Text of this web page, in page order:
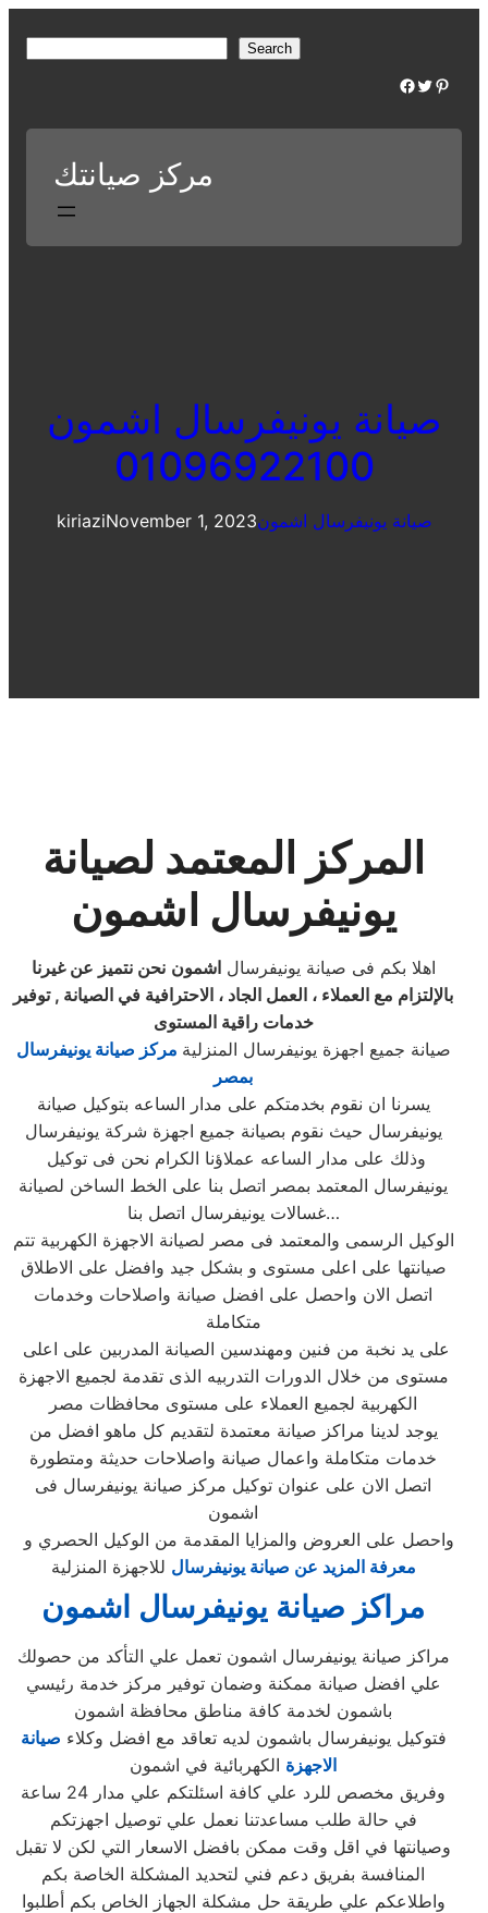
r
Search
Facebook Twitter Pinterest
مركز صيانتك
صيانة يونيفرسال اشمون
01096922100
kiriaziNovember 1, 2023صيانة يونيفرسال اشمون
المركز المعتمد لصيانة
يونيفرسال اشمون
اهلا بكم فى صيانة يونيفرسالاشمون نحن نتميز عن غيرنا
بالإلتزام مع العملاء ، العمل الجاد ، الاحترافية في الصيانة , توفير
خدمات راقية المستوى
صيانة جميع اجهزة يونيفرسال المنزلية مركز صيانة يونيفرسال
بمصر
يسرنا ان نقوم بخدمتكم على مدار الساعه بتوكيل صيانة
يونيفرسال حيث نقوم بصيانة جميع اجهزة شركة يونيفرسال
يونيفرسال المعتمد بمصر اتصل بنا على الخط الساخن لصيانة
غسالات يونيفرسال اتصل بنا…
الوكيل الرسمى والمعتمد فى مصر لصيانة الاجهزة الكهربية تتم
صيانتها على اعلى مستوى و بشكل جيد وافضل على الاطلاق
اتصل الان واحصل على افضل صيانة واصلاحات وخدمات
متكاملة
مستوى من خلال الدورات التدربيه الذى تقدمة لجميع الاجهزة
الكهربية لجميع العملاء على مستوى محافظات مصر
يوجد لدينا مراكز صيانة معتمدة لتقديم كل ماهو افضل من
خدمات متكاملة واعمال صيانة واصلاحات حديثة ومتطورة
اتصل الان على عنوان توكيل مركز صيانة يونيفرسال فى
اشمون
واحصل على العروض والمزايا المقدمة من الوكيل الحصري و
معرفة المزيد عن صيانة يونيفرسال للاجهزة المنزلية
مراكز صيانة يونيفرسال اشمون
مراكز صيانة يونيفرسال اشمون تعمل علي التأكد من حصولك
علي افضل صيانة ممكنة وضمان توفير مركز خدمة رئيسي
باشمون لخدمة كافة مناطق محافظة اشمون
فتوكيل يونيفرسال باشمون لديه تعاقد مع افضل وكلاء صيانة
الاجهزة الكهربائية في اشمون
وفريق مخصص للرد علي كافة اسئلتكم علي مدار 24 ساعة
في حالة طلب مساعدتنا نعمل علي توصيل اجهزتكم
وصيانتها في اقل وقت ممكن بافضل الاسعار التي لكن لا تقبل
المنافسة بفريق دعم فني لتحديد المشكلة الخاصة بكم
واطلاعكم علي طريقة حل مشكلة الجهاز الخاص بكم أطلبوا